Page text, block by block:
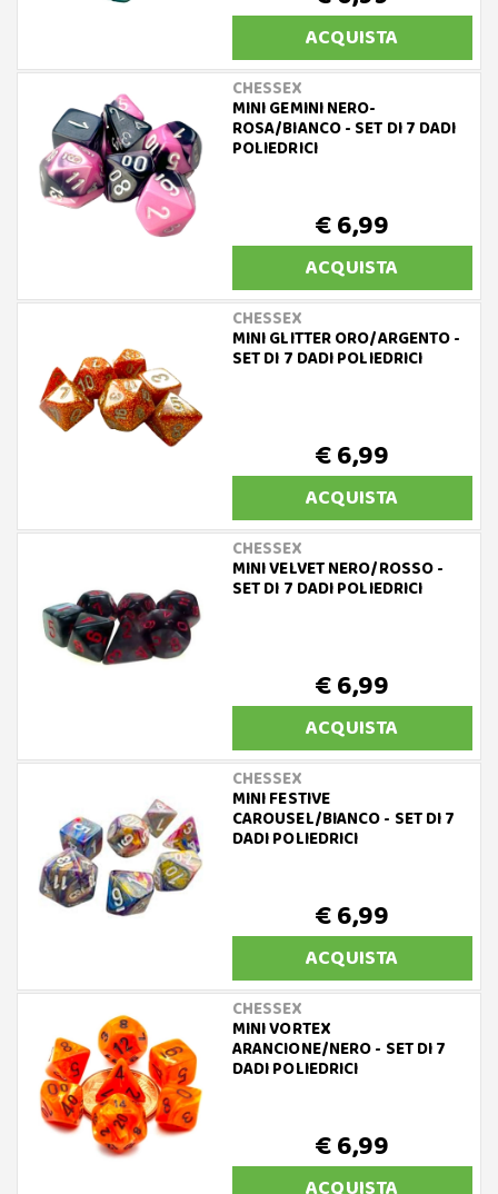
ACQUISTA
CHESSEX
MINI GEMINI NERO-
ROSA/BIANCO - SET DI 7 DADI
POLIEDRICI
€ 6,99
ACQUISTA
CHESSEX
MINI GLITTER ORO/ARGENTO -
SET DI 7 DADI POLIEDRICI
€ 6,99
ACQUISTA
CHESSEX
MINI VELVET NERO/ROSSO -
SET DI 7 DADI POLIEDRICI
€ 6,99
ACQUISTA
CHESSEX
MINI FESTIVE
CAROUSEL/BIANCO - SET DI 7
DADI POLIEDRICI
€ 6,99
ACQUISTA
CHESSEX
MINI VORTEX
ARANCIONE/NERO - SET DI 7
DADI POLIEDRICI
€ 6,99